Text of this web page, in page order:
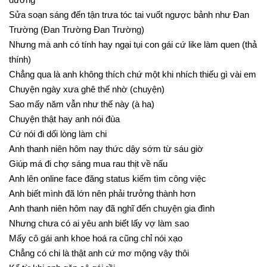
Sửa soạn sáng đến tận trưa tóc tai vuốt ngược bảnh như Đan
Trường (Đan Trường Đan Trường)
Nhưng mà anh có tính hay ngại tụi con gái cứ like làm quen (thả
thính)
Chẳng qua là anh không thích chứ một khi nhích thiếu gì vài em
Chuyện ngày xưa ghê thế nhờ (chuyện)
Sao mấy năm vẫn như thế này (à ha)
Chuyện thật hay anh nói đùa
Cứ nói đi dối lòng làm chi
Anh thanh niên hôm nay thức dậy sớm từ sáu giờ
Giúp má đi chợ sáng mua rau thịt về nấu
Anh lên online face đăng status kiếm tìm công việc
Anh biết mình đã lớn nên phải trưởng thành hơn
Anh thanh niên hôm nay đã nghĩ đến chuyện gia đình
Nhưng chưa có ai yêu anh biết lấy vợ làm sao
Mấy cô gái anh khoe hoá ra cũng chỉ nói xạo
Chẳng có chi là thật anh cứ mơ mộng vậy thôi